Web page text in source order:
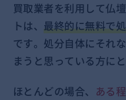
買取業者を利用して仏
トは、最終的に無料で
です。処分自体にそれ
まうと思っている方に
ほとんどの場合、 ある